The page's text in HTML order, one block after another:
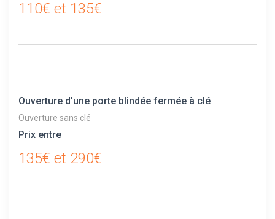
110€ et 135€
Ouverture d'une porte blindée fermée à clé
Ouverture sans clé
Prix entre
135€ et 290€